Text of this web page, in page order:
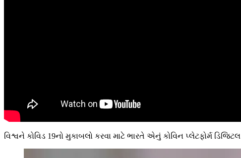
વિશ્વને કોવિડ 19નો મુકાબલો કરવા માટે ભારતે એનું કોવિન પ્લેટફોર્મ